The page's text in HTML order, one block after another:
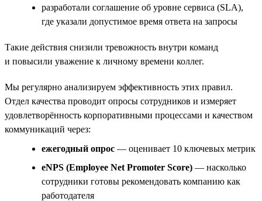
разработали соглашение об уровне сервиса (SLA),
где указали допустимое время ответа на запросы
Такие действия снизили тревожность внутри команд
и повысили уважение к личному времени коллег.
Мы регулярно анализируем эффективность этих правил.
Отдел качества проводит опросы сотрудников и измеряет
удовлетворённость корпоративными процессами и качеством
коммуникаций через:
ежегодный опрос — оценивает 10 ключевых метрик
eNPS (Employee Net Promoter Score) — насколько
сотрудники готовы рекомендовать компанию как
работодателя